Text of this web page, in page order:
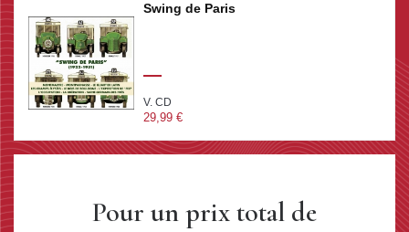
Swing de Paris
V. CD
29,99 €
Pour un prix total de